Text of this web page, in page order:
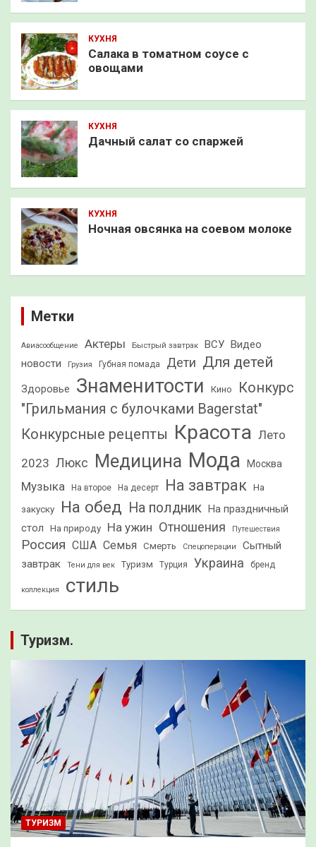
КУХНЯ
Салака в томатном соусе с
овощами
КУХНЯ
Дачный салат со спаржей
КУХНЯ
Ночная овсянка на соевом молоке
Метки
Авиасообщение Актеры Быстрый завтрак ВСУ Видео
новости
Грузия Губная помада Дети Для детей
Здоровье Знаменитости Кино
Конкурс
"Грильмания с булочками Bagerstat"
Конкурсные рецепты Красота Лето
2023 Люкс Медицина Мода Москва
Музыка На второе На десерт На завтрак На
закуску На обед На полдник На праздничный
стол
На природу На ужин Отношения Путешествия
Россия США Семья Смерть Спецоперации
Сытный
завтрак
Тени для век Туризм Турция Украина бренд
коллекция стиль
Туризм.
ТУРИЗМ